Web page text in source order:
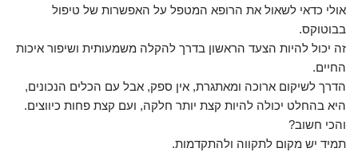
אולי כדאי לשאול את הרופא המטפל על האפשרות של טיפול
בבוטוקס.
זה יכול להיות הצעד הראשון בדרך להקלה משמעותית ושיפור איכות
החיים.
הדרך לשיקום ארוכה ומאתגרת, אין ספק, אבל עם הכלים הנכונים,
היא בהחלט יכולה להיות קצת יותר חלקה, ועם קצת פחות כיווצים.
והכי חשוב?
תמיד יש מקום לתקווה ולהתקדמות.